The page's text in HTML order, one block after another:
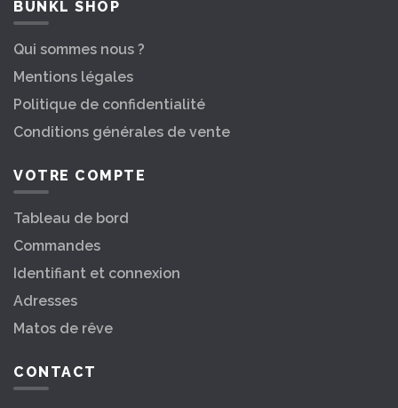
BÜNKL SHOP
Qui sommes nous ?
Mentions légales
Politique de confidentialité
Conditions générales de vente
VOTRE COMPTE
Tableau de bord
Commandes
Identifiant et connexion
Adresses
Matos de rêve
CONTACT